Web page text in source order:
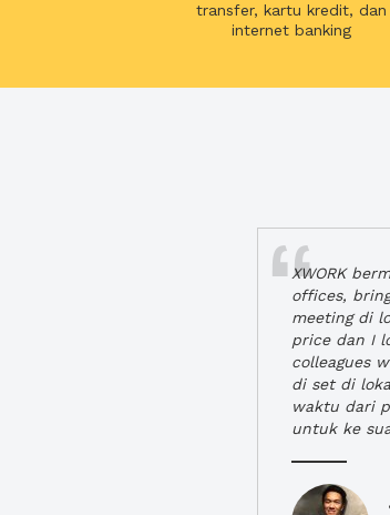
transfer, kartu kredit, dan
internet banking
XWORK
offices,
meeting di
price dan I
colleagues
di set di
waktu dari
untuk ke